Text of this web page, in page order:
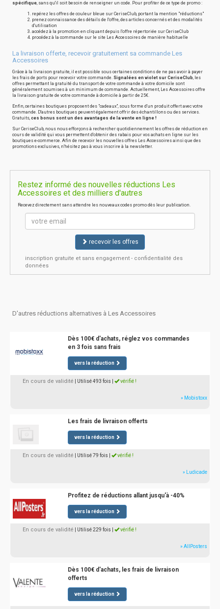
spécifique, sans qu'il soit besoin de renseigner un code. Pour profiter de ce type de promo :
repérez les offres de couleur bleue sur CeriseClub, portant la mention "réductions"
prenez connaissance des détails de l'offre, des articles concernés et des modalités
d'utilisation
accédez à la promotion en cliquant depuis l'offre répertoriée sur CeriseClub
procédez à la commande sur le site Les Accessoires de manière habituelle
La livraison offerte, recevoir gratuitement sa commande Les
Accessoires
Grâce à la livraison gratuite, il est possible sous certaines conditions de ne pas avoir à payer
les frais de ports pour recevoir votre commande. Signalées en violet sur CeriseClub, les
offres permettant la gratuité du transport de votre commande à votre domicile sont
généralement soumises à un minimum de commande. Actuellement, Les Accessoires offre
la livraison gratuite de votre commande à domicile à partir de 25€.
Enfin, certaines boutiques proposent des "cadeaux", sous forme d'un produit offert avec votre
commande. D'autres boutiques peuvent également offrir des échantillons ou des services.
Gratuits, ces bonus sont un des avantages de la vente en ligne !
Sur CeriseClub, nous nous efforçons à rechercher quotidiennement les offres de réduction en
cours de validité qui vous permettent d'obtenir des rabais pour vos achats en ligne sur les
boutiques e-commerce. Afin de recevoir les nouvelles offres Les Accessoires ainsi que des
promotions exclusives, n'hésitez pas à vous inscrire à la newsletter.
Restez informé des nouvelles réductions Les
Accessoires et des milliers d'autres
Recevez directement sans attendre les nouveaux codes promo dès leur publication.
recevoir les offres
inscription gratuite et sans engagement - confidentialité des
données
D'autres réductions alternatives à Les Accessoires
Dès 100€ d'achats, réglez vos commandes
en 3 fois sans frais
vers la réduction
En cours de validité | Utilisé 493 fois vérifié !
» Mobistoxx
Les frais de livraison offerts
vers la réduction
En cours de validité | Utilisé 79 fois vérifié !
» Ludicade
Profitez de réductions allant jusqu'à -40%
vers la réduction
En cours de validité | Utilisé 229 fois vérifié !
» AllPosters
Dès 100€ d'achats, les frais de livraison
offerts
vers la réduction